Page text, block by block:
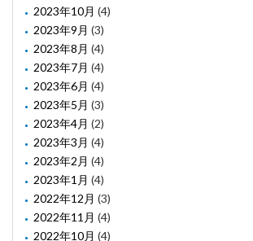
2023年10月 (4)
2023年9月 (3)
2023年8月 (4)
2023年7月 (4)
2023年6月 (4)
2023年5月 (3)
2023年4月 (2)
2023年3月 (4)
2023年2月 (4)
2023年1月 (4)
2022年12月 (3)
2022年11月 (4)
2022年10月 (4)